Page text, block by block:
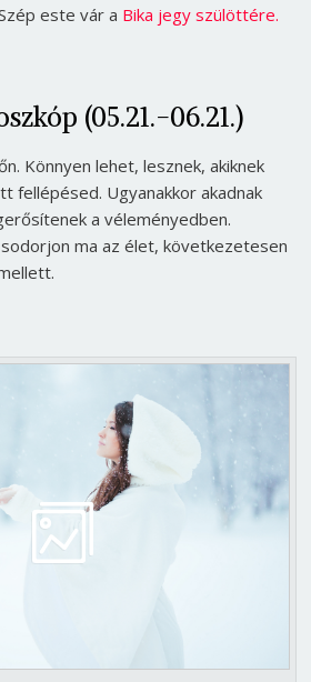
este vár a Bika jegy szülöttére.
(05.21.-06.21.)
Könnyen lehet, lesznek, akiknek
fellépésed. Ugyanakkor akadnak
a véleményedben.
ma az élet, következetesen